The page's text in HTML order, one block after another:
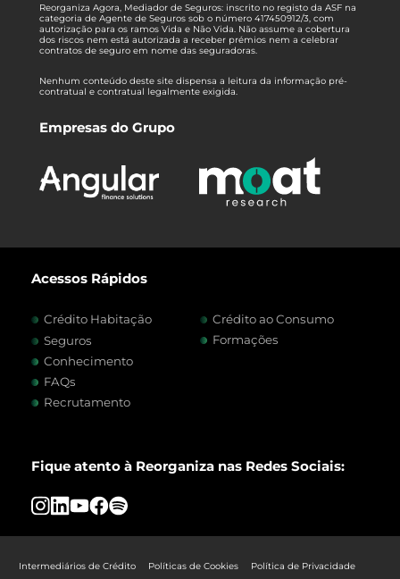
Reorganiza Agora, Mediador de Seguros: inscrito no registo da ASF na
categoria de Agente de Seguros sob o número 417450912/3, com
autorização para os ramos Vida e Não Vida. Não assume a cobertura
dos riscos nem está autorizada a receber prémios nem a celebrar
contratos de seguro em nome das seguradoras.
Nenhum conteúdo deste site dispensa a leitura da informação pré-
contratual e contratual legalmente exigida.
Empresas do Grupo
Acessos Rápidos
Crédito Habitação
Crédito ao Consumo
Seguros
Formações
Conhecimento
FAQs
Recrutamento
Fique atento à Reorganiza nas Redes Sociais:
Intermediários de Crédito Políticas de Cookies Política de Privacidade